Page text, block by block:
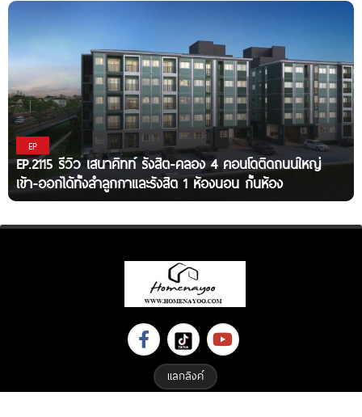
EP
EP.2115 รีวิว เสนาคิทท์ รังสิต-คลอง 4 คอนโดติดถนนใหญ่
เข้า-ออกได้ทั้งลำลูกกาและรังสิต 1 ห้องนอน กั้นห้อง
แลกลิงค์